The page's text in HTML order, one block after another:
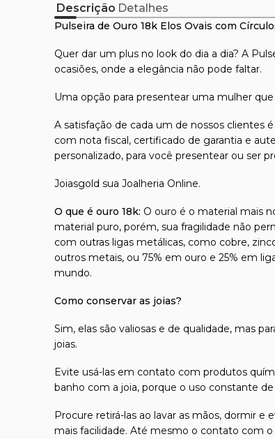
Descrição Detalhes
Pulseira de Ouro 18k Elos Ovais com
Quer dar um plus no look do dia a dia? A
ocasiões, onde a elegância não pode faltar.
Uma opção para presentear uma mulher
A satisfação de cada um de nossos clientes
com nota fiscal, certificado de garantia e
personalizado, para você presentear ou ser
Joiasgold sua Joalheria Online.
O que é ouro 18k: O ouro é o material mais
material puro, porém, sua fragilidade não
com outras ligas metálicas, como cobre,
outros metais, ou 75% em ouro e 25% em
mundo.
Como conservar as joias?
Sim, elas são valiosas e de qualidade, mas
joias.
Evite usá-las em contato com produtos
banho com a joia, porque o uso constante
Procure retirá-las ao lavar as mãos, dormir
mais facilidade. Até mesmo o contato com o